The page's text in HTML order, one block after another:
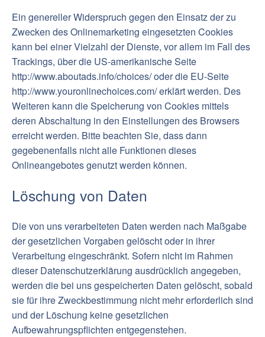
Ein genereller Widerspruch gegen den Einsatz der zu
Zwecken des Onlinemarketing eingesetzten Cookies
kann bei einer Vielzahl der Dienste, vor allem im Fall des
Trackings, über die US-amerikanische Seite
http://www.aboutads.info/choices/ oder die EU-Seite
http://www.youronlinechoices.com/ erklärt werden. Des
Weiteren kann die Speicherung von Cookies mittels
deren Abschaltung in den Einstellungen des Browsers
erreicht werden. Bitte beachten Sie, dass dann
gegebenenfalls nicht alle Funktionen dieses
Onlineangebotes genutzt werden können.
Löschung von Daten
Die von uns verarbeiteten Daten werden nach Maßgabe
der gesetzlichen Vorgaben gelöscht oder in ihrer
Verarbeitung eingeschränkt. Sofern nicht im Rahmen
dieser Datenschutzerklärung ausdrücklich angegeben,
werden die bei uns gespeicherten Daten gelöscht, sobald
sie für ihre Zweckbestimmung nicht mehr erforderlich sind
und der Löschung keine gesetzlichen
Aufbewahrungspflichten entgegenstehen.